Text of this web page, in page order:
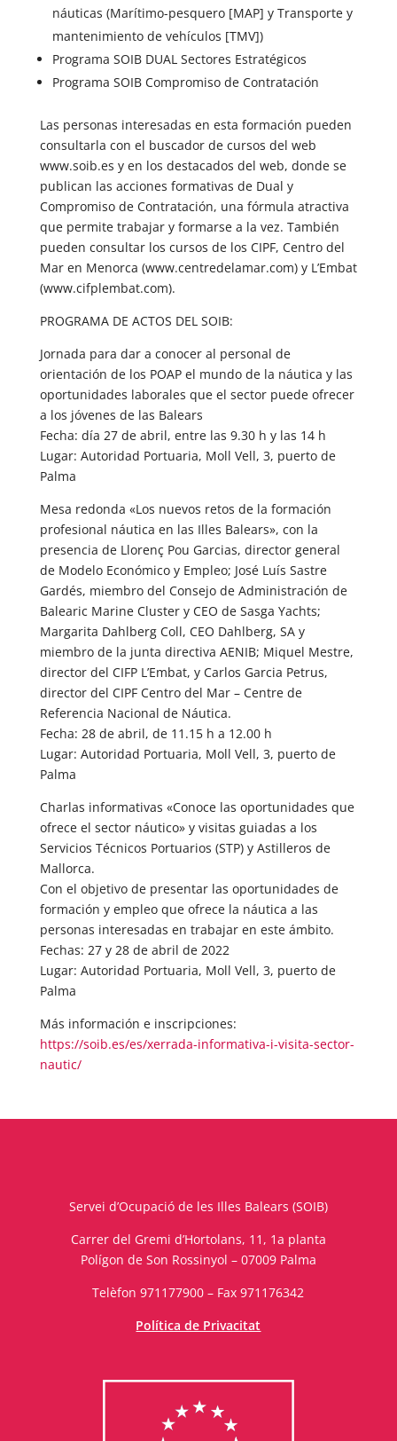
náuticas (Marítimo-pesquero [MAP] y Transporte y
mantenimiento de vehículos [TMV])
Programa SOIB DUAL Sectores Estratégicos
Programa SOIB Compromiso de Contratación
Las personas interesadas en esta formación pueden
consultarla con el buscador de cursos del web
www.soib.es y en los destacados del web, donde se
publican las acciones formativas de Dual y
Compromiso de Contratación, una fórmula atractiva
que permite trabajar y formarse a la vez. También
pueden consultar los cursos de los CIPF, Centro del
Mar en Menorca (www.centredelamar.com) y L’Embat
(www.cifplembat.com).
PROGRAMA DE ACTOS DEL SOIB:
Jornada para dar a conocer al personal de
orientación de los POAP el mundo de la náutica y las
oportunidades laborales que el sector puede ofrecer
a los jóvenes de las Balears
Fecha: día 27 de abril, entre las 9.30 h y las 14 h
Lugar: Autoridad Portuaria, Moll Vell, 3, puerto de
Palma
Mesa redonda «Los nuevos retos de la formación
profesional náutica en las Illes Balears», con la
presencia de Llorenç Pou Garcias, director general
de Modelo Económico y Empleo; José Luís Sastre
Gardés, miembro del Consejo de Administración de
Balearic Marine Cluster y CEO de Sasga Yachts;
Margarita Dahlberg Coll, CEO Dahlberg, SA y
miembro de la junta directiva AENIB; Miquel Mestre,
director del CIFP L’Embat, y Carlos Garcia Petrus,
director del CIPF Centro del Mar – Centre de
Referencia Nacional de Náutica.
Fecha: 28 de abril, de 11.15 h a 12.00 h
Lugar: Autoridad Portuaria, Moll Vell, 3, puerto de
Palma
Charlas informativas «Conoce las oportunidades que
ofrece el sector náutico» y visitas guiadas a los
Servicios Técnicos Portuarios (STP) y Astilleros de
Mallorca.
Con el objetivo de presentar las oportunidades de
formación y empleo que ofrece la náutica a las
personas interesadas en trabajar en este ámbito.
Fechas: 27 y 28 de abril de 2022
Lugar: Autoridad Portuaria, Moll Vell, 3, puerto de
Palma
Más información e inscripciones:
https://soib.es/es/xerrada-informativa-i-visita-sector-
nautic/
Servei d’Ocupació de les Illes Balears (SOIB)
Carrer del Gremi d’Hortolans, 11, 1a planta
Polígon de Son Rossinyol – 07009 Palma
Telèfon 971177900 – Fax 971176342
Política de Privacitat